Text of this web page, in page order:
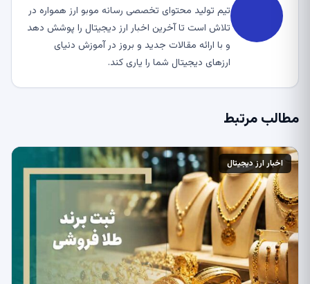
تیم تولید محتوای تخصصی رسانه موبو ارز همواره در
تلاش است تا آخرین اخبار ارز دیجیتال را پوشش دهد
و با ارائه مقالات جدید و بروز در آموزش دنیای
ارزهای دیجیتال شما را یاری کند.
مطالب مرتبط
اخبار ارز دیجیتال